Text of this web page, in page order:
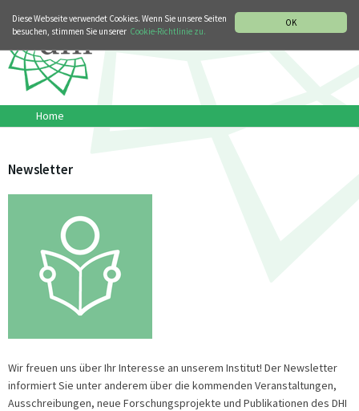
OK
Diese Webseite verwendet Cookies. Wenn Sie unsere Seiten
besuchen, stimmen Sie unserer Cookie-Richtlinie zu.
Home
Newsletter
Wir freuen uns über Ihr Interesse an unserem Institut! Der Newsletter
informiert Sie unter anderem über die kommenden Veranstaltungen,
Ausschreibungen, neue Forschungsprojekte und Publikationen des DHI